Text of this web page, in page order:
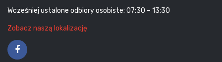
Wcześniej ustalone odbiory osobiste: 07:30 – 13:30
Zobacz naszą lokalizację